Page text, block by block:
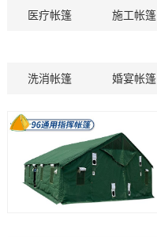
医疗帐篷 施工帐篷
洗消帐篷 婚宴帐篷